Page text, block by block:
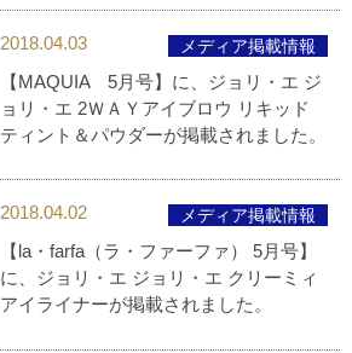
2018.04.03 メディア掲載情報
【MAQUIA 5月号】に、ジョリ・エ ジ
ョリ・エ 2ＷＡＹアイブロウ リキッド
ティント＆パウダーが掲載されました。
2018.04.02 メディア掲載情報
【la・farfa（ラ・ファーファ） 5月号】
に、ジョリ・エ ジョリ・エ クリーミィ
アイライナーが掲載されました。